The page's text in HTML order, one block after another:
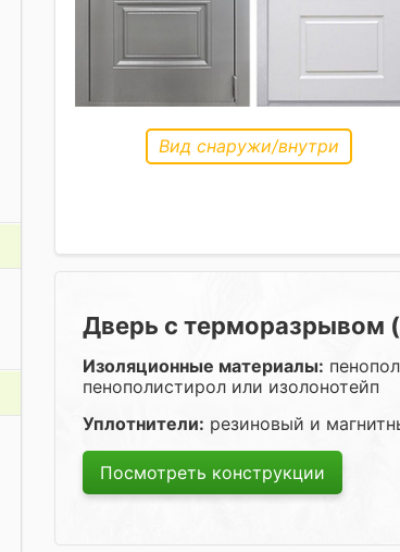
Вид снаружи/внутри
Дверь с терморазрывом
Изоляционные материалы:
пенополистирол или изолонотейп
Уплотнители: резиновый и
Посмотреть конструкции